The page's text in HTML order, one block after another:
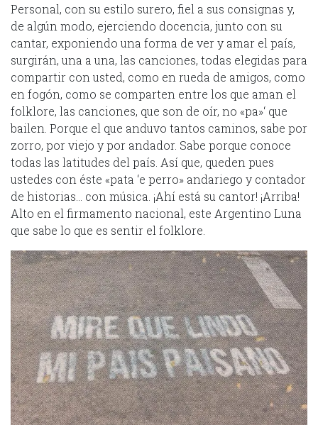
Personal, con su estilo surero, fiel a sus consignas y,
de algún modo, ejerciendo docencia, junto con su
cantar, exponiendo una forma de ver y amar el país,
surgirán, una a una, las canciones, todas elegidas para
compartir con usted, como en rueda de amigos, como
en fogón, como se comparten entre los que aman el
folklore, las canciones, que son de oír, no «pa»‘ que
bailen. Porque el que anduvo tantos caminos, sabe por
zorro, por viejo y por andador. Sabe porque conoce
todas las latitudes del país. Así que, queden pues
ustedes con éste «pata ‘e perro» andariego y contador
de historias… con música. ¡Ahí está su cantor! ¡Arriba!
Alto en el firmamento nacional, este Argentino Luna
que sabe lo que es sentir el folklore.